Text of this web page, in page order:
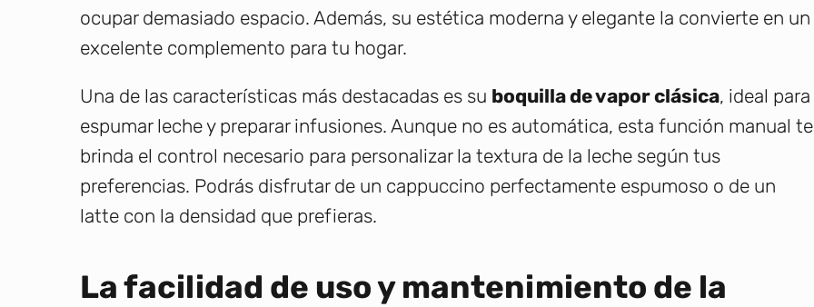
ocupar demasiado espacio. Además, su estética moderna y elegante la convierte en un
excelente complemento para tu hogar.
Una de las características más destacadas es su boquilla de vapor clásica, ideal para
espumar leche y preparar infusiones. Aunque no es automática, esta función manual te
brinda el control necesario para personalizar la textura de la leche según tus
preferencias. Podrás disfrutar de un cappuccino perfectamente espumoso o de un
latte con la densidad que prefieras.
La facilidad de uso y mantenimiento de la